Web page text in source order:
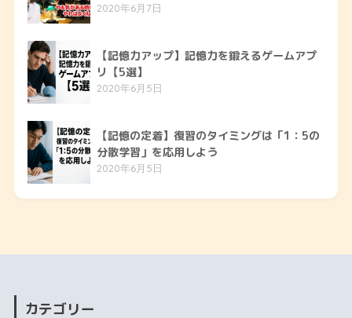
2020年6月7日
【記憶力アップ】記憶力を鍛えるゲームアプ
リ【5選】
2020年6月5日
【記憶の定着】復習のタイミングは「1：5の
分散学習」を応用しよう
2020年6月5日
カテゴリー